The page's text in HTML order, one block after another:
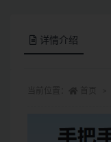
详情介绍